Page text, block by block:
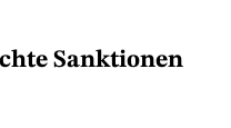
Sanktionen